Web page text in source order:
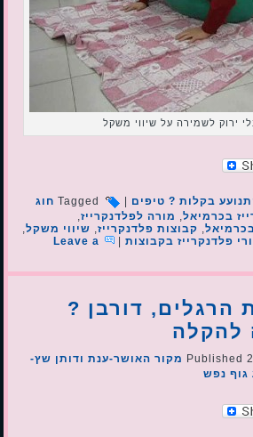
ירוק לשמירה על שיווי משקל
בקלות ? טיפים Tagged חוג
בכרמיאל, מורה לפלדנקרייז,
, קבוצות פלדנקרייז, שיווי משקל,
פלדנקרייז בקבוצות |
Leave a
הרגלים, דורבן ?
להקלה
Published מקור האושר-ענת ודותן שץ-
גוף נפש